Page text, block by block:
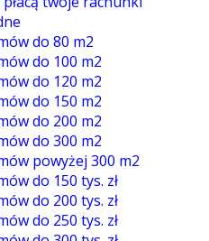
do 80 m2
do 100 m2
do 120 m2
do 150 m2
do 200 m2
do 300 m2
powyżej 300 m2
do 150 tys. zł
do 200 tys. zł
do 250 tys. zł